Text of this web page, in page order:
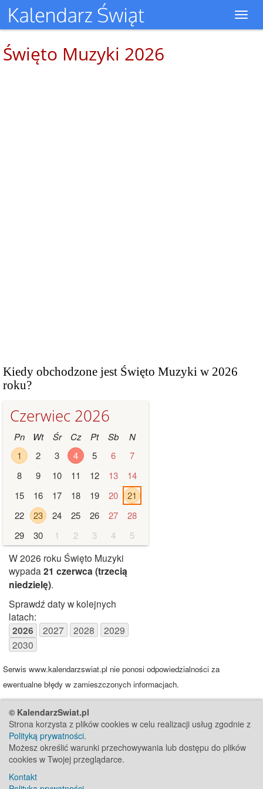
Święto Muzyki 2026
Kiedy obchodzone jest Święto Muzyki w 2026
roku?
Czerwiec 2026
Pn Wt Śr Cz Pt Sb
N
1
2 3 4 5 6
7
8
9 10 11 12 13
14
15
16 17 18 19 20
21
22
23 24 25 26 27
28
29
30 1 2 3 4 5
W 2026 roku Święto Muzyki
wypada 21 czerwca (trzecią
niedzielę).
Sprawdź daty w kolejnych
latach:
2026 2027 2028
2029
2030
Serwis www.kalendarzswiat.pl nie ponosi odpowiedzialności za
ewentualne błędy w zamieszczonych informacjach.
© KalendarzSwiat.pl
Strona korzysta z plików cookies w celu realizacji usług zgodnie z
Polityką prywatności.
Możesz określić warunki przechowywania lub dostępu do plików
cookies w Twojej przeglądarce.
Kontakt